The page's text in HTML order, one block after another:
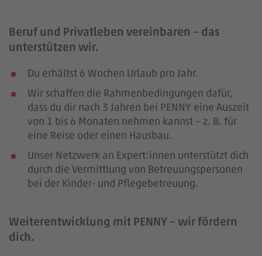
Beruf und Privatleben vereinbaren – das
unterstützen wir.
Du erhältst 6 Wochen Urlaub pro Jahr.
Wir schaffen die Rahmenbedingungen dafür,
dass du dir nach 3 Jahren bei PENNY eine Auszeit
von 1 bis 6 Monaten nehmen kannst – z. B. für
eine Reise oder einen Hausbau.
Unser Netzwerk an Expert:innen unterstützt dich
durch die Vermittlung von Betreuungspersonen
bei der Kinder- und Pflegebetreuung.
Weiterentwicklung mit PENNY – wir fördern
dich.